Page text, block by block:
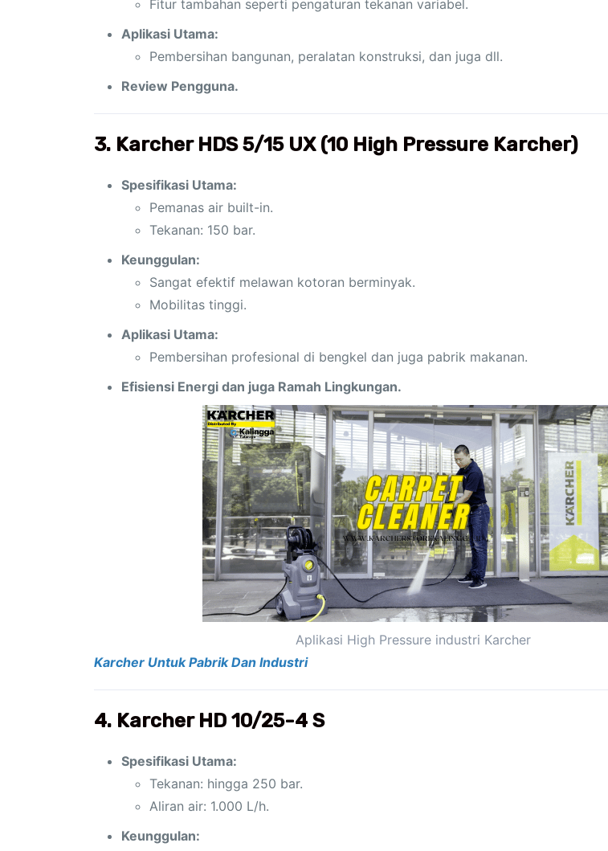
Fitur tambahan seperti pengaturan tekanan variabel.
Aplikasi Utama:
Pembersihan bangunan, peralatan konstruksi, dan juga dll.
Review Pengguna.
3. Karcher HDS 5/15 UX (10 High Pressure Karcher)
Spesifikasi Utama:
Pemanas air built-in.
Tekanan: 150 bar.
Keunggulan:
Sangat efektif melawan kotoran berminyak.
Mobilitas tinggi.
Aplikasi Utama:
Pembersihan profesional di bengkel dan juga pabrik makanan.
Efisiensi Energi dan juga Ramah Lingkungan.
Aplikasi High Pressure industri Karcher
Karcher Untuk Pabrik Dan Industri
4. Karcher HD 10/25-4 S
Spesifikasi Utama:
Tekanan: hingga 250 bar.
Aliran air: 1.000 L/h.
Keunggulan: